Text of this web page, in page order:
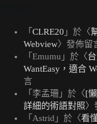
「 CLRE20 」於〈
Webview〉發佈留
「 Emumu 」於〈
WantEasy，適合
言
「 李孟珊 」於〈[
詳細的術語對照〉
「 Astrid 」於〈看